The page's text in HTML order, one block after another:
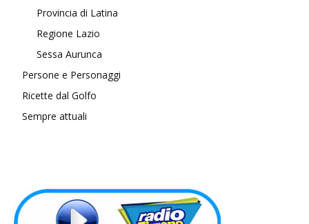
Provincia di Latina
Regione Lazio
Sessa Aurunca
Persone e Personaggi
Ricette dal Golfo
Sempre attuali